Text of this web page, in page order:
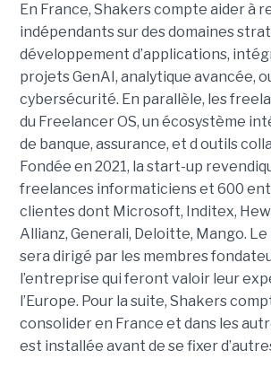
En France, Shakers compte aider à
indépendants sur des domaines
développement d’applications,
projets GenAI, analytique avancée,
cybersécurité. En parallèle, les
du Freelancer OS, un écosystème
de banque, assurance, et d outils
Fondée en 2021, la start-up
freelances informaticiens et 600
clientes dont Microsoft, Inditex,
Allianz, Generali, Deloitte, Mango.
sera dirigé par les membres
l’entreprise qui feront valoir leur
l’Europe. Pour la suite, Shakers
consolider en France et dans les
est installée avant de se fixer